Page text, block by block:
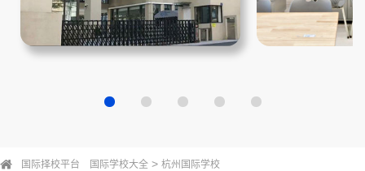
国际择校平台 国际学校大全 > 杭州国际学校